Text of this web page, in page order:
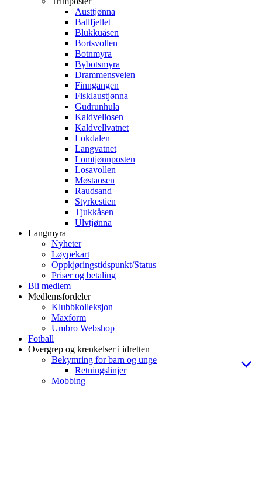
Austtjønna
Ballfjellet
Blukkuåsen
Bortsvollen
Botnmyra
Bybotsmyra
Drammensveien
Finngangen
Fisklaustjønna
Gudrunhula
Kaldvellosen
Kaldvellvatnet
Lokdalen
Langvatnet
Lomtjønnposten
Losavollen
Møstaosen
Raudsand
Styrkestien
Tjukkåsen
Ulvtjønna
Langmyra
Nyheter
Løypekart
Oppkjøringstidspunkt/Status
Priser og betaling
Bli medlem
Medlemsfordeler
Klubbkolleksjon
Maxform
Umbro Webshop
Fotball
Overgrep og krenkelser i idretten
Bekymring for barn og unge
Retningslinjer
Mobbing